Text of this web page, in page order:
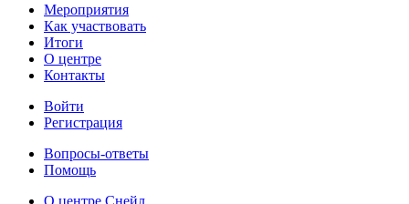
Мероприятия
Как участвовать
Итоги
О центре
Контакты
Войти
Регистрация
Вопросы-ответы
Помощь
О центре Снейл